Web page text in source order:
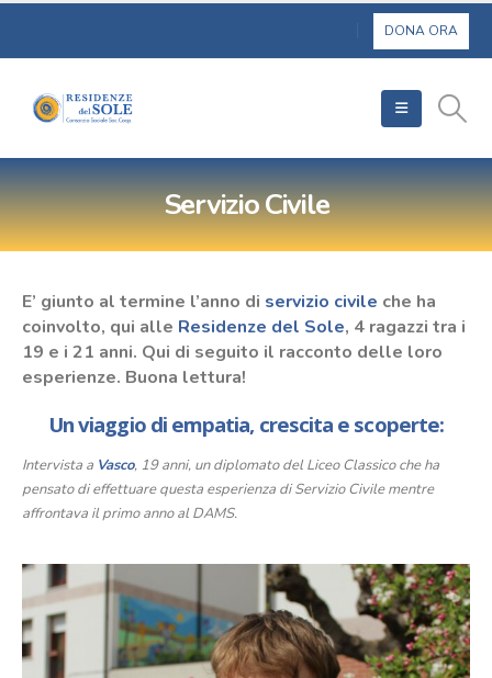
Servizio Civile
E’ giunto al termine l’anno di servizio civile che ha
coinvolto, qui alle Residenze del Sole, 4 ragazzi tra i
19 e i 21 anni. Qui di seguito il racconto delle loro
esperienze. Buona lettura!
Un viaggio di empatia, crescita e scoperte:
Intervista a Vasco, 19 anni, un diplomato del Liceo Classico che ha
pensato di effettuare questa esperienza di Servizio Civile mentre
affrontava il primo anno al DAMS.